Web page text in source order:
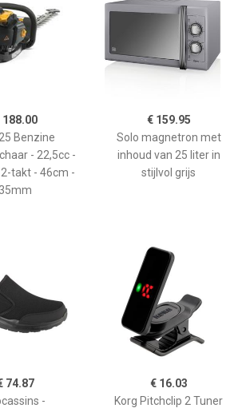
188.00
Benzine
- 22,5cc -
takt - 46cm -
35mm
€ 159.95
Solo magnetron met
inhoud van 25 liter in
stijlvol grijs
74.87
-
€ 16.03
Korg Pitchclip 2 Tuner